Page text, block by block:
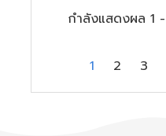
กำลังแสดงผล 1 -
1 2 3